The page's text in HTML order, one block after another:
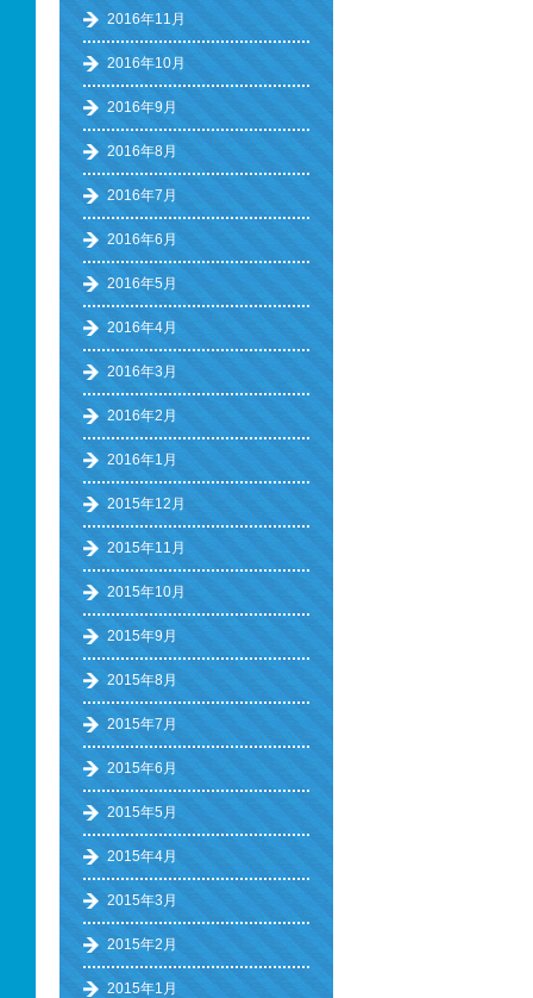
2016年11月
2016年10月
2016年9月
2016年8月
2016年7月
2016年6月
2016年5月
2016年4月
2016年3月
2016年2月
2016年1月
2015年12月
2015年11月
2015年10月
2015年9月
2015年8月
2015年7月
2015年6月
2015年5月
2015年4月
2015年3月
2015年2月
2015年1月